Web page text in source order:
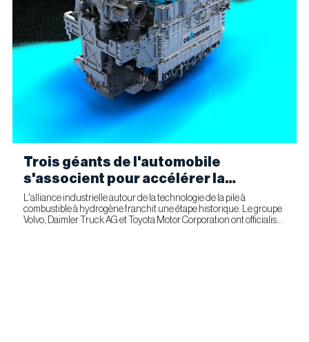
Trois géants de l'automobile
s'associent pour accélérer la
fabrication industrielle de piles à
combustible pour le transport
commercial
L'alliance industrielle autour de la technologie de la pile à
combustible à hydrogène franchit une étape historique. Le groupe
Volvo, Daimler Truck AG et Toyota Motor Corporation ont officialisé